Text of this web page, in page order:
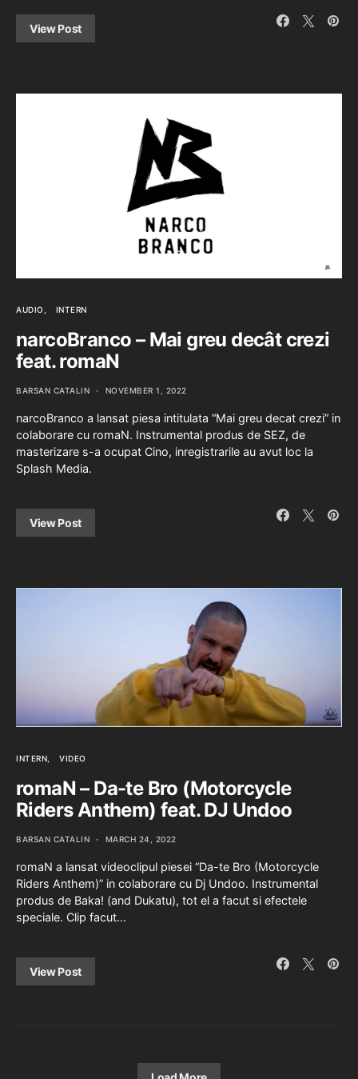
View Post
AUDIO INTERN
narcoBranco – Mai greu decât crezi
feat. romaN
BARSAN CATALIN NOVEMBER 1, 2022
narcoBranco a lansat piesa intitulata “Mai greu decat crezi” in
colaborare cu romaN. Instrumental produs de SEZ, de
masterizare s-a ocupat Cino, inregistrarile au avut loc la
Splash Media.
View Post
INTERN VIDEO
romaN – Da-te Bro (Motorcycle
Riders Anthem) feat. DJ Undoo
BARSAN CATALIN MARCH 24, 2022
romaN a lansat videoclipul piesei “Da-te Bro (Motorcycle
Riders Anthem)” in colaborare cu Dj Undoo. Instrumental
produs de Baka! (and Dukatu), tot el a facut si efectele
speciale. Clip facut…
View Post